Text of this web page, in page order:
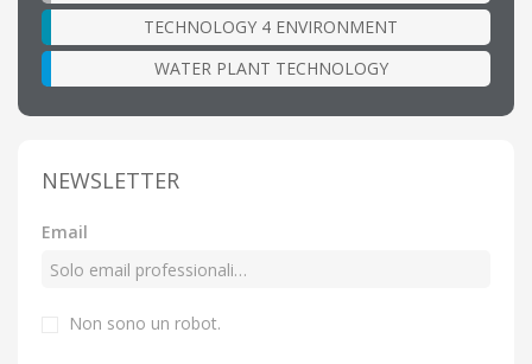
TECHNOLOGY 4 ENVIRONMENT
WATER PLANT TECHNOLOGY
NEWSLETTER
Email
Non sono un robot.